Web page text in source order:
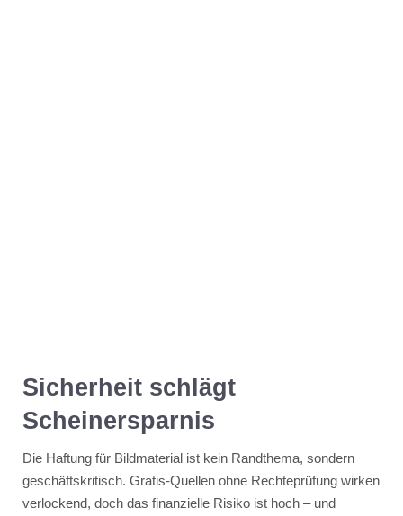
Sicherheit schlägt
Scheinersparnis
Die Haftung für Bildmaterial ist kein Randthema, sondern
geschäftskritisch. Gratis-Quellen ohne Rechteprüfung wirken
verlockend, doch das finanzielle Risiko ist hoch – und